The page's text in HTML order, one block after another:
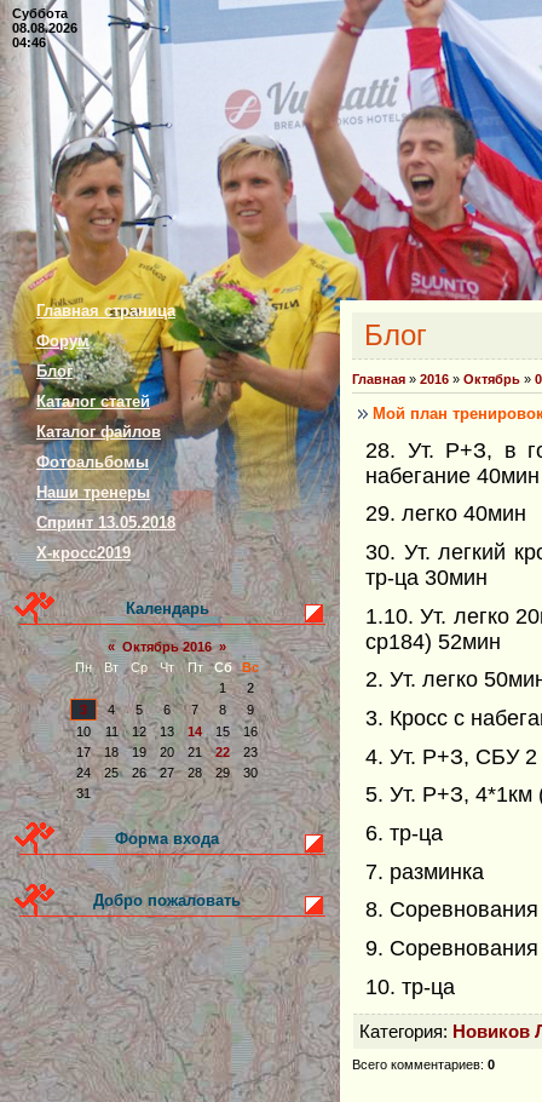
Суббота
08.08.2026
04:46
Главная страница
Форум
Блог
Каталог статей
Каталог файлов
Фотоальбомы
Наши тренеры
Спринт 13.05.2018
Х-кросс2019
Календарь
« Октябрь 2016 »
Пн
Вт Ср Чт Пт Сб
Вс
1
2
3
4 5 6 7 8
9
10
11 12 13 14 15
16
17
18 19 20 21 22
23
24
25 26 27 28 29
30
31
Форма входа
Добро пожаловать
Блог
Главная » 2016 » Октябрь »
Мой план
28. Ут. Р+З, в
набегание 40мин
29. легко 40мин
30. Ут. легкий
тр-ца 30мин
1.10. Ут. легко
ср184) 52мин
2. Ут. легко
3. Кросс с
4. Ут. Р+З, СБУ 2
5. Ут. Р+З,
6. тр-ца
7. разминка
8. Соревнования
9. Соревнования
10. тр-ца
Категория: Новиков
Всего комментариев: 0